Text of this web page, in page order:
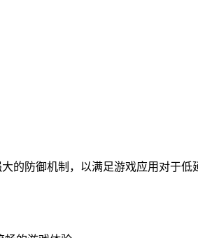
防御机制，以满足游戏应用对于低